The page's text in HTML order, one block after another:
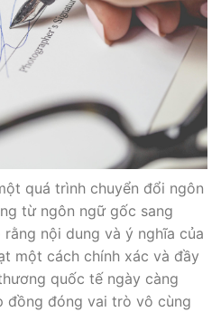
quá trình chuyển đổi ngôn
từ ngôn ngữ gốc sang
nội dung và ý nghĩa của
một cách chính xác và đầy
quốc tế ngày càng
đồng đóng vai trò vô cùng